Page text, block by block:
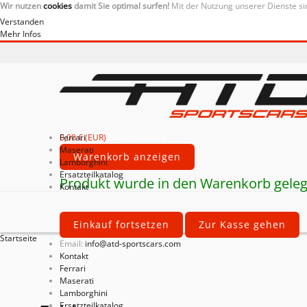
Wir nutzencookiesdamit Sie optimal surfen! Mit der Nutzung unserer Dienste
Verstanden
Mehr Infos
0,00 € (EUR)
Warenkorb anzeigen
Produkt wurde in den Warenkorb
Einkauf fortsetzen Zur Kasse gehen
Email: info@atd-sportscars.com
Kontakt
Ferrari
Maserati
Lamborghini
Ferrari
Maserati
Lamborghini
Ersatzteilkatalog
Kontakt
Startseite